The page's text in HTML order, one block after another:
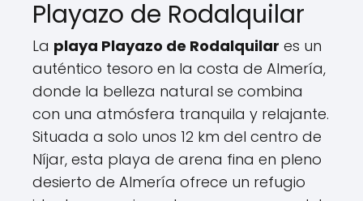
Playazo de Rodalquilar
La playa Playazo de Rodalquilar es un
auténtico tesoro en la costa de Almería,
donde la belleza natural se combina
con una atmósfera tranquila y relajante.
Situada a solo unos 12 km del centro de
Níjar, esta playa de arena fina en pleno
desierto de Almería ofrece un refugio